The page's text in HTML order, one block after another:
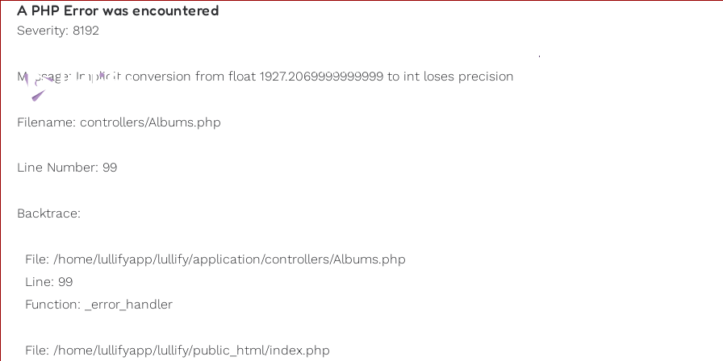
A PHP Error was encountered
Severity: 8192
Message: Implicit conversion from float 1927.2069999999999 to int loses precision
Filename: controllers/Albums.php
Line Number: 99
Backtrace:
File: /home/lullifyapp/lullify/application/controllers/Albums.php
Line: 99
Function: _error_handler
File: /home/lullifyapp/lullify/public_html/index.php
Playlists